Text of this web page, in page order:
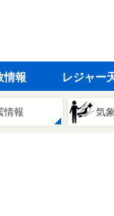
情報 レジャー
情報 気